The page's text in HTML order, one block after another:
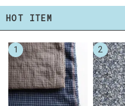
HOT ITEM
1 2